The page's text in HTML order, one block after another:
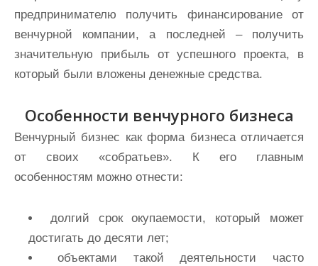
предпринимателю получить финансирование от
венчурной компании, а последней – получить
значительную прибыль от успешного проекта, в
который были вложены денежные средства.
Особенности венчурного бизнеса
Венчурный бизнес как форма бизнеса отличается
от своих «собратьев». К его главным
особенностям можно отнести:
долгий срок окупаемости, который может
достигать до десяти лет;
объектами такой деятельности часто